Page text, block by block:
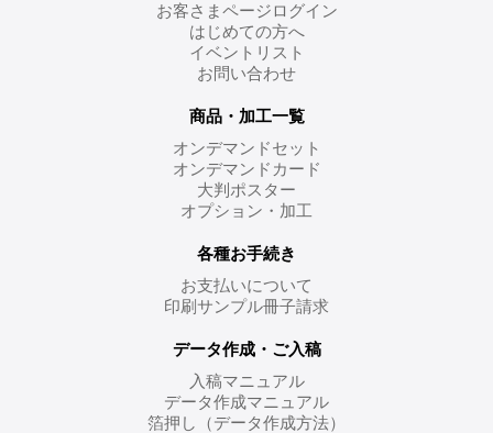
お客さまページログイン
はじめての方へ
イベントリスト
お問い合わせ
商品・加工一覧
オンデマンドセット
オンデマンドカード
大判ポスター
オプション・加工
各種お手続き
お支払いについて
印刷サンプル冊子請求
データ作成・ご入稿
入稿マニュアル
データ作成マニュアル
箔押し（データ作成方法）